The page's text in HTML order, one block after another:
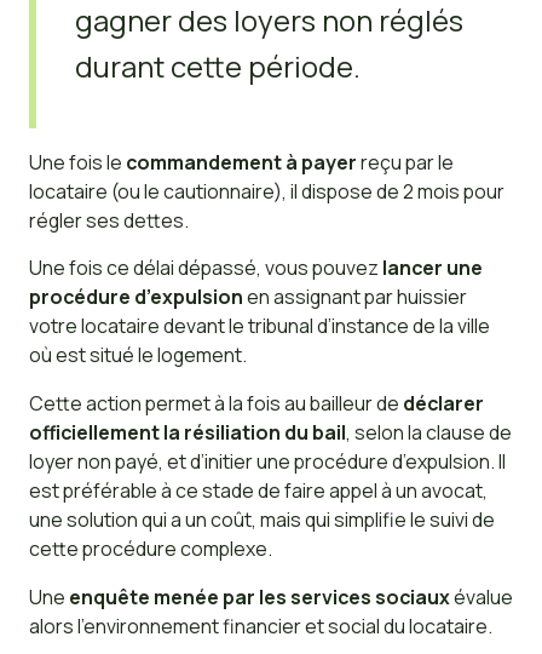
gagner des loyers non réglés
durant cette période.
Une fois le commandement à payerreçu par le
locataire (ou le cautionnaire), il dispose de 2 mois pour
régler ses dettes.
Une fois ce délai dépassé, vous pouvez lancer une
procédure d’expulsionen assignant par huissier
votre locataire devant le tribunal d’instance de la ville
où est situé le logement.
Cette action permet à la fois au bailleur de déclarer
officiellement la résiliation du bail, selon la clause de
loyer non payé, et d’initier une procédure d’expulsion. Il
est préférable à ce stade de faire appel à un avocat,
une solution qui a un coût, mais qui simplifie le suivi de
cette procédure complexe.
Une enquête menée par les services sociauxévalue
alors l’environnement financier et social du locataire.